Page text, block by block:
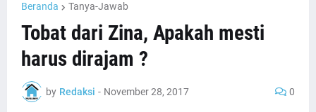
Beranda Tanya-Jawab
Tobat dari Zina, Apakah mesti
harus dirajam ?
by Redaksi - November 28, 2017 0